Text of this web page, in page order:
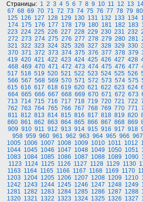
Страницы: 1 2 3 4 5 6 7 8 9 10 11 12 13
67 68 69 70 71 72 73 74 75 76 77 78 79 80
125 126 127 128 129 130 131 132 133 134
174 175 176 177 178 179 180 181 182 183
223 224 225 226 227 228 229 230 231 232
272 273 274 275 276 277 278 279 280 281
321 322 323 324 325 326 327 328 329 330
370 371 372 373 374 375 376 377 378 379
419 420 421 422 423 424 425 426 427 428
468 469 470 471 472 473 474 475 476 477
517 518 519 520 521 522 523 524 525 526
566 567 568 569 570 571 572 573 574 575
615 616 617 618 619 620 621 622 623 624
664 665 666 667 668 669 670 671 672 673
713 714 715 716 717 718 719 720 721 722
762 763 764 765 766 767 768 769 770 771
811 812 813 814 815 816 817 818 819 820
860 861 862 863 864 865 866 867 868 869
909 910 911 912 913 914 915 916 917 918
958 959 960 961 962 963 964 965 966 967
1005 1006 1007 1008 1009 1010 1011 1012
1044 1045 1046 1047 1048 1049 1050 1051
1083 1084 1085 1086 1087 1088 1089 1090
1123 1124 1125 1126 1127 1128 1129 1130
1163 1164 1165 1166 1167 1168 1169 1170
1203 1204 1205 1206 1207 1208 1209 1210
1242 1243 1244 1245 1246 1247 1248 1249
1281 1282 1283 1284 1285 1286 1287 1288
1320 1321 1322 1323 1324 1325 1326 1327